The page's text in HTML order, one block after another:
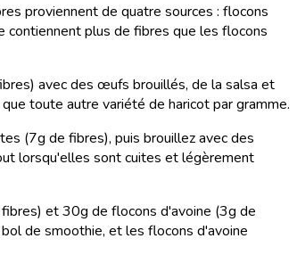
proviennent de quatre sources : flocons
contiennent plus de fibres que les flocons
avec des œufs brouillés, de la salsa et
toute autre variété de haricot par gramme.
(7g de fibres), puis brouillez avec des
lorsqu'elles sont cuites et légèrement
et 30g de flocons d'avoine (3g de
de smoothie, et les flocons d'avoine